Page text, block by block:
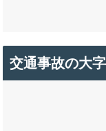
交通事故の大